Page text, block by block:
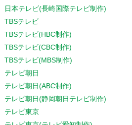
日本テレビ(長崎国際テレビ制作)
TBSテレビ
TBSテレビ(HBC制作)
TBSテレビ(CBC制作)
TBSテレビ(MBS制作)
テレビ朝日
テレビ朝日(ABC制作)
テレビ朝日(静岡朝日テレビ制作)
テレビ東京